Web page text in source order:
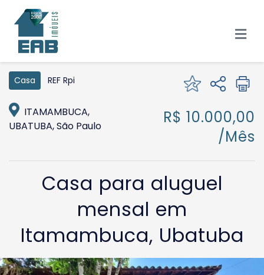
Casa REF Rpi
ITAMAMBUCA,
UBATUBA, São Paulo
R$ 10.000,00
/Mês
Casa para aluguel
mensal em
Itamambuca, Ubatuba